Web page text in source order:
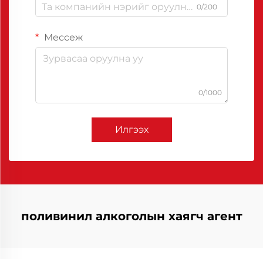
0/200
Мессеж
0/1000
Илгээх
поливинил алкоголын хаягч агент